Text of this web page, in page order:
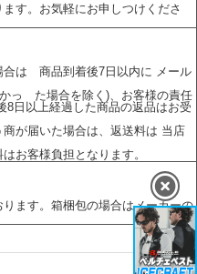
す。お気軽にお申しつけくださ
合は 商品到着後7日以内に メール
っ た場合を除く)、お客様の責任
8日以上経過した商品の返品はお受
が届いた場合は、返送料は 当店
お客様負担となります。
ます。箱梱包の場合はメーカーの